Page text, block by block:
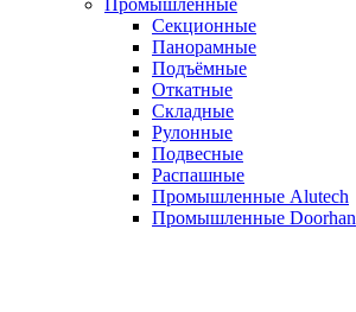
Секционные
Панорамные
Подъёмные
Откатные
Складные
Рулонные
Подвесные
Распашные
Промышленные Alutech
Промышленные Doorhan